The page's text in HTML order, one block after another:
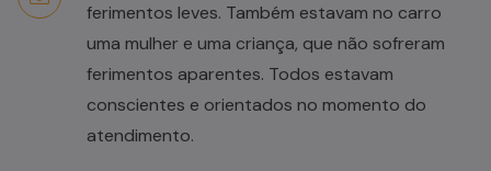
ferimentos leves. Também estavam no carro
uma mulher e uma criança, que não sofreram
ferimentos aparentes. Todos estavam
conscientes e orientados no momento do
atendimento.